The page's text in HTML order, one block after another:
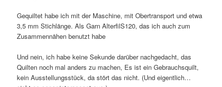
Gequiltet habe ich mit der Maschine, mit Obertransport und etwa
3,5 mm Stichlänge. Als Garn AlterfilS120, das ich auch zum
Zusammennähen benutzt habe
Und nein, ich habe keine Sekunde darüber nachgedacht, das
Quilten noch mal anders zu machen, Es ist ein Gebrauchsquilt,
kein Ausstellungsstück, da stört das nicht. (Und eigentlich…